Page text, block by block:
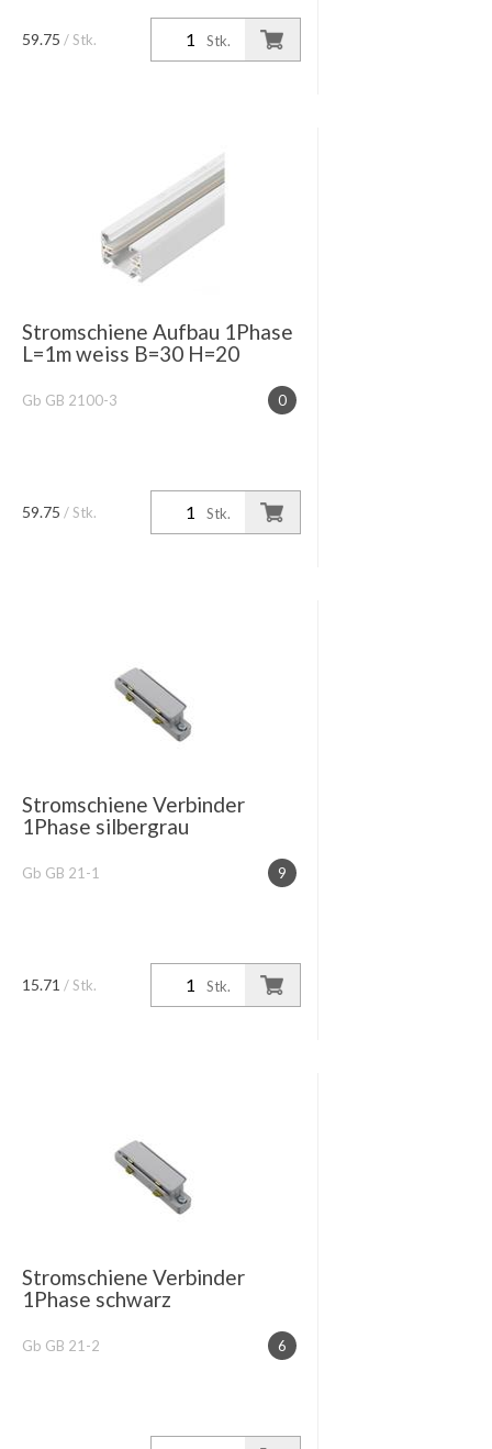
Stk.
59.75 / Stk.
Stromschiene Aufbau 1Phase
L=1m weiss B=30 H=20
0
Gb GB 2100-3
Stk.
59.75 / Stk.
Stromschiene Verbinder
1Phase silbergrau
9
Gb GB 21-1
Stk.
15.71 / Stk.
Stromschiene Verbinder
1Phase schwarz
6
Gb GB 21-2